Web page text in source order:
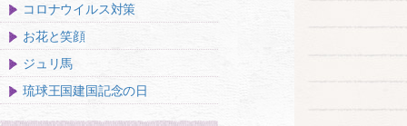
コロナウイルス対策
お花と笑顔
ジュリ馬
琉球王国建国記念の日